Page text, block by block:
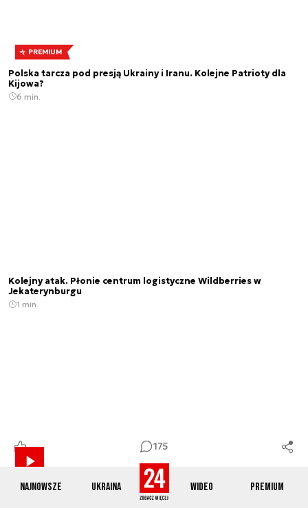
Najnowsze Ukraina Wideo Premium
175
PREMIUM
Polska tarcza pod presją Ukrainy i Iranu. Kolejne Patrioty dla
Kijowa?
6 min.
Kolejny atak. Płonie centrum logistyczne Wildberries w
Jekaterynburgu
1 min.
„Populizm i konik antyukraiński” Politycy krytykują pomysł PiS
o deportacji ukraińskich mężczyzn